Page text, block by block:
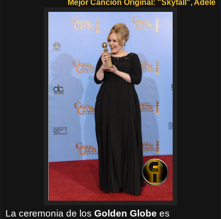
Mejor Canción Original : "Skyfall", Adele
La ceremonia de los Golden Globe es